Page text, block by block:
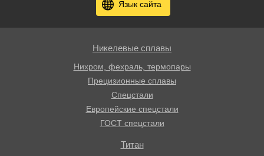
Язык сайта
Никелевые сплавы
Нихром, фехраль, термопары
Прецизионные сплавы
Спецстали
Европейские спецстали
ГОСТ спецстали
Титан